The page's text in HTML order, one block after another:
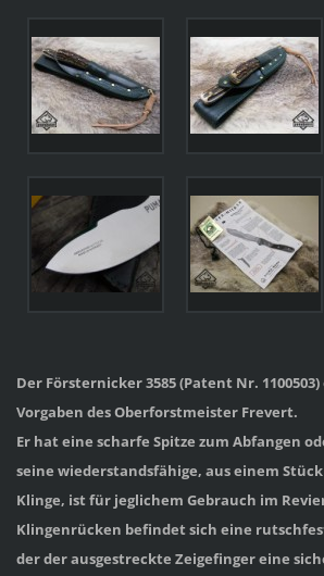
Der Försternicker 3585 (Patent Nr.
Vorgaben des Oberforstmeister Frevert.
Er hat eine scharfe Spitze zum Abfangen
seine wiederstandsfähige, aus einem
Klinge, ist für jeglichem Gebrauch im
Klingenrücken befindet sich eine
der der ausgestreckte Zeigefinger eine